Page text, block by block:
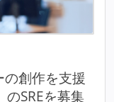
の創作を支援
SREを募集